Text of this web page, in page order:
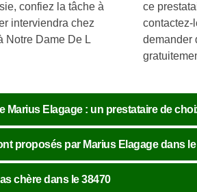
confiez la tâche à
interviendra chez
Notre Dame De L
ce
contactez-
demander
Marius Elagage : un prestataire de
proposés par Marius Elagage dans
chère dans le 38470